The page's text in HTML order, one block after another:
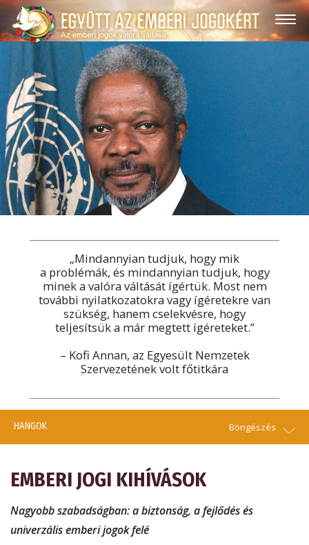
„Mindannyian tudjuk, hogy mik
a problémák, és mindannyian tudjuk, hogy
minek a valóra váltását ígértük. Most nem
további nyilatkozatokra vagy ígéretekre van
szükség, hanem cselekvésre, hogy
teljesítsük a már megtett ígéreteket.”
– Kofi Annan, az Egyesült Nemzetek
Szervezetének volt főtitkára
HANGOK Böngészés
EMBERI JOGI KIHÍVÁSOK
Nagyobb szabadságban: a biztonság, a fejlődés és
univerzális emberi jogok felé